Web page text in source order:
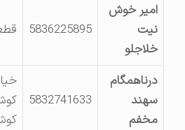
امیر خوش
خلاجلو
5836225895 قطعه301
درناهمگام
سهند
مخفم
5832741633
خیابان
کوشش
کوشش